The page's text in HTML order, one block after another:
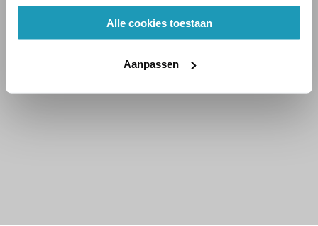
Alle cookies toestaan
Aanpassen